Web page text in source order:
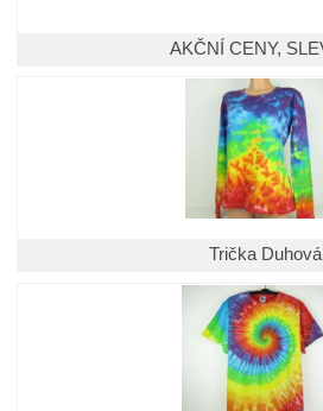
AKČNÍ CENY,
Trička Duhová